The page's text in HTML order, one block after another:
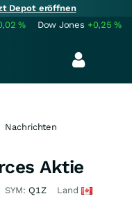
Depot eröffnen
% Dow Jones +0,25%
Nachrichten
Aktie
SYM: Q1Z Land